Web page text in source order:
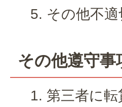
その他不
その他遵守事
第三者に